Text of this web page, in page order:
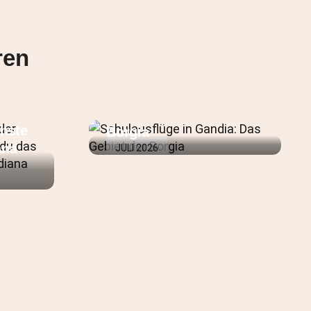
JULI 2026
Borgia